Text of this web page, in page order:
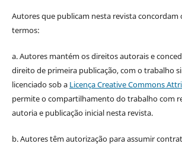
Autores que publicam nesta revista concordam
termos:
a. Autores mantém os direitos autorais e
direito de primeira publicação, com o trabalho
licenciado sob a Licença Creative Commons
permite o compartilhamento do trabalho com
autoria e publicação inicial nesta revista.
b. Autores têm autorização para assumir